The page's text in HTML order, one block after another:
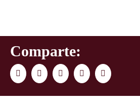
Comparte:
FacebookTwitter LinkedInWhatsAppCorreo
electrónico